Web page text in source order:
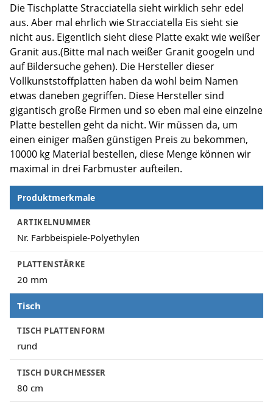
Die Tischplatte Stracciatella sieht wirklich sehr edel
aus. Aber mal ehrlich wie Stracciatella Eis sieht sie
nicht aus. Eigentlich sieht diese Platte exakt wie weißer
Granit aus.(Bitte mal nach weißer Granit googeln und
auf Bildersuche gehen). Die Hersteller dieser
Vollkunststoffplatten haben da wohl beim Namen
etwas daneben gegriffen. Diese Hersteller sind
gigantisch große Firmen und so eben mal eine einzelne
Platte bestellen geht da nicht. Wir müssen da, um
einen einiger maßen günstigen Preis zu bekommen,
10000 kg Material bestellen, diese Menge können wir
maximal in drei Farbmuster aufteilen.
Produktmerkmale
ARTIKELNUMMER
Nr. Farbbeispiele-Polyethylen
PLATTENSTÄRKE
20 mm
Tisch
TISCH PLATTENFORM
rund
TISCH DURCHMESSER
80 cm